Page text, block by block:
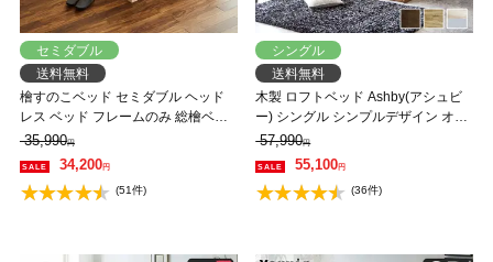
セミダブル
送料無料
檜すのこベッド セミダブル ヘッド
レス ベッド フレームのみ 総檜ベッ
ド 床面高さ4段階調節 耐荷重700kg
クリア セミダブル 調湿 すのこ ひの
き 和風 シンプル
35,990円
34,200円
(51件)
シングル
送料無料
木製 ロフトベッド Ashby(アシュビ
ー) シングル シンプルデザイン オー
プンシェルフ 棚付き。ベッド下スペ
ース有効活用 ブラウン ナチュラル
階段付き 【大型家具配送】
57,990円
55,100円
(36件)